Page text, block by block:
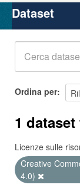
Organizzazioni
Gruppi
Dataset
Ordina per
1
Licenze sulle
Creative
4.0)